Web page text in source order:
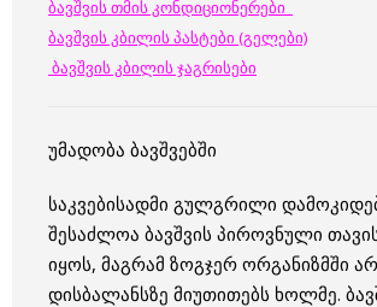
ბავშვის თმის კონდიციონერები
ბავშვის კბილის პასტები (გელები)
ბავშვის კბილის ჯაგრისები
უმადობა ბავშვებში
საკვებისადმი გულგრილი
შესაძლოა ბავშვის პიროვნული
იყოს, მაგრამ ზოგჯერ ორგანიზმში
დისბალანსზე მიუთითებს ხოლმე.